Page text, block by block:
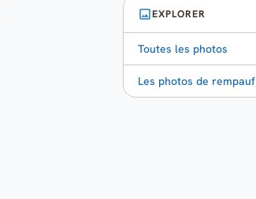
EXPLORER
Toutes les photos
Les photos de rempauf